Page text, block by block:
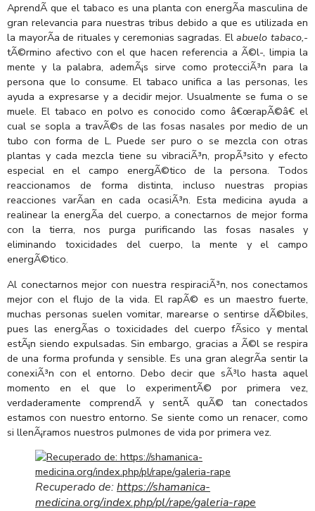
AprendÃ­ que el tabaco es una planta con energÃ­a masculina de
gran relevancia para nuestras tribus debido a que es utilizada en
la mayorÃ­a de rituales y ceremonias sagradas. Elabuelo tabaco,-
tÃ©rmino afectivo con el que hacen referencia a Ã©l-, limpia la
mente y la palabra, ademÃ¡s sirve como protecciÃ³n para la
persona que lo consume. El tabaco unifica a las personas, les
ayuda a expresarse y a decidir mejor. Usualmente se fuma o se
muele. El tabaco en polvo es conocido como â€œrapÃ©â€ el
cual se sopla a travÃ©s de las fosas nasales por medio de un
tubo con forma de L. Puede ser puro o se mezcla con otras
plantas y cada mezcla tiene su vibraciÃ³n, propÃ³sito y efecto
especial en el campo energÃ©tico de la persona. Todos
reaccionamos de forma distinta, incluso nuestras propias
reacciones varÃ­an en cada ocasiÃ³n. Esta medicina ayuda a
realinear la energÃ­a del cuerpo, a conectarnos de mejor forma
con la tierra, nos purga purificando las fosas nasales y
eliminando toxicidades del cuerpo, la mente y el campo
energÃ©tico.
Al conectarnos mejor con nuestra respiraciÃ³n, nos conectamos
mejor con el flujo de la vida. El rapÃ© es un maestro fuerte,
muchas personas suelen vomitar, marearse o sentirse dÃ©biles,
pues las energÃ­as o toxicidades del cuerpo fÃ­sico y mental
estÃ¡n siendo expulsadas. Sin embargo, gracias a Ã©l se respira
de una forma profunda y sensible. Es una gran alegrÃ­a sentir la
conexiÃ³n con el entorno. Debo decir que sÃ³lo hasta aquel
momento en el que lo experimentÃ© por primera vez,
verdaderamente comprendÃ­ y sentÃ­ quÃ© tan conectados
estamos con nuestro entorno. Se siente como un renacer, como
si llenÃ¡ramos nuestros pulmones de vida por primera vez.
Recuperado de:https://shamanica-
medicina.org/index.php/pl/rape/galeria-rape